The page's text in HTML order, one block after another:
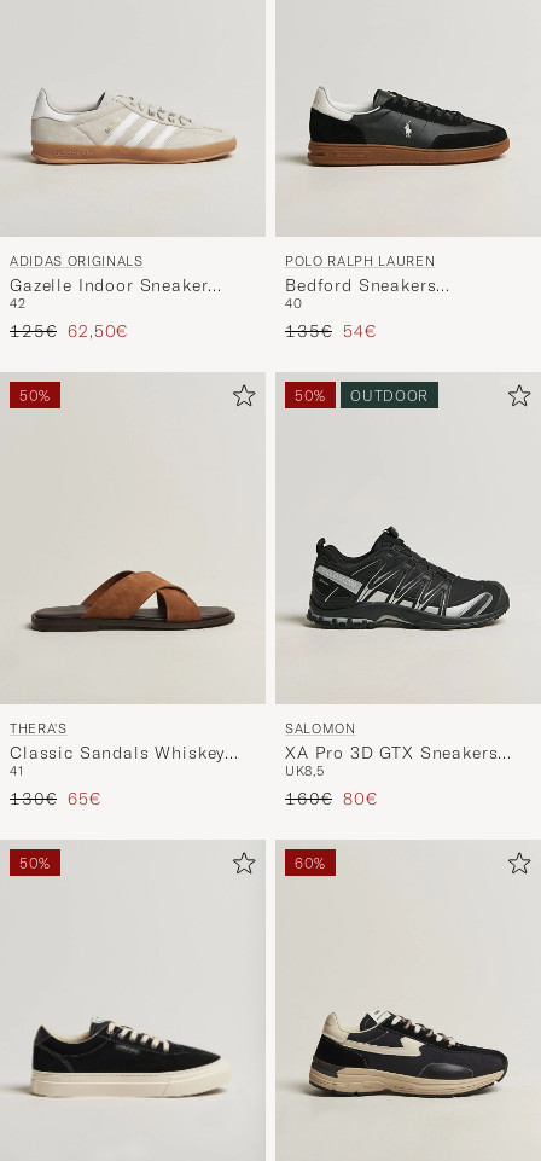
ADIDAS ORIGINALS
Gazelle Indoor Sneaker
Light Grey/White
42
Precio ordinario
125€ Precio reducido
62,50€
POLO RALPH LAUREN
Bedford Sneakers
Black/White
40
Precio ordinario
135€ Precio reducido
54€
50%
THERA'S
Classic Sandals Whiskey
Suede
41
Precio ordinario
130€ Precio reducido
65€
50% OUTDOOR
SALOMON
XA Pro 3D GTX Sneakers
Black
UK8,5
Precio ordinario
160€ Precio reducido
80€
50% 60%